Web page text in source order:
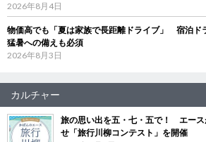
2026年8月4日
物価高でも「夏は家族で長距離ドライブ」 宿泊ド
猛暑への備えも必須
2026年8月3日
カルチャー
旅の思い出を五・七・五で！ エース
せ「旅行川柳コンテスト」を開催